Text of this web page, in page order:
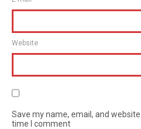
Website
Save my name, email, and
time I comment